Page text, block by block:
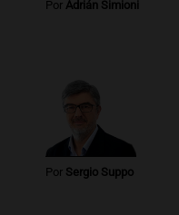
Luis
Informados al
Episodios
Por Adrián Simioni
Por Sergio Suppo